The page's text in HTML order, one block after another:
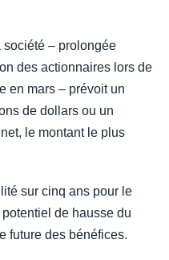
– prolongée
des actionnaires lors de
en mars – prévoit un
de dollars ou un
le montant le plus
sur cinq ans pour le
de hausse du
future des bénéfices.